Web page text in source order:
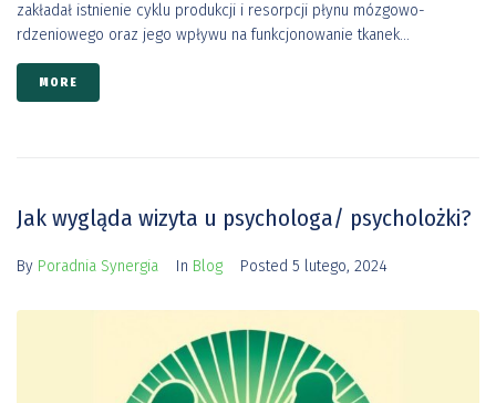
zakładał istnienie cyklu produkcji i resorpcji płynu mózgowo-
rdzeniowego oraz jego wpływu na funkcjonowanie tkanek...
MORE
Jak wygląda wizyta u psychologa/ psycholożki?
By Poradnia Synergia In Blog Posted 5 lutego, 2024